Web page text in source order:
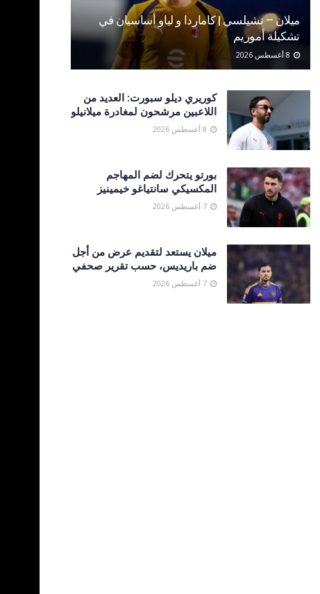
ميلان – تشيلسي | كاماردا و لياو أساسيان في
تشكيلة أموريم
كوريري ديلو سبورت: العديد من
اللاعبين مرشحون لمغادرة ميلانيلو
بورتو يتحرك لضم المهاجم
المكسيكي سانتياغو خيمينيز
ميلان يستعد لتقديم عرض من أجل
ضم باريديس، حسب تقرير صحفي